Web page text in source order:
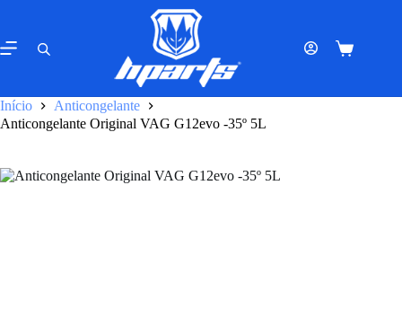
o
conteúdo
Carrinho
Início
Anticongelante
Anticongelante Original VAG G12evo -35º 5L